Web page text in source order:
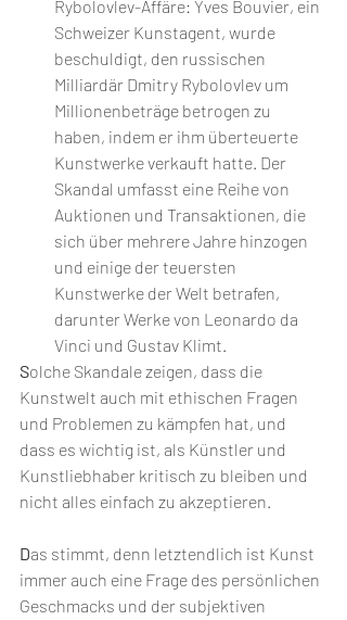
Rybolovlev-Affäre: Yves Bouvier, ein
Schweizer Kunstagent, wurde
beschuldigt, den russischen
Milliardär Dmitry Rybolovlev um
Millionenbeträge betrogen zu
haben, indem er ihm überteuerte
Kunstwerke verkauft hatte. Der
Skandal umfasst eine Reihe von
Auktionen und Transaktionen, die
sich über mehrere Jahre hinzogen
und einige der teuersten
Kunstwerke der Welt betrafen,
darunter Werke von Leonardo da
Vinci und Gustav Klimt.
Solche Skandale zeigen, dass die
Kunstwelt auch mit ethischen Fragen
und Problemen zu kämpfen hat, und
dass es wichtig ist, als Künstler und
Kunstliebhaber kritisch zu bleiben und
nicht alles einfach zu akzeptieren.
Das stimmt, denn letztendlich ist Kunst
immer auch eine Frage des persönlichen
Geschmacks und der subjektiven